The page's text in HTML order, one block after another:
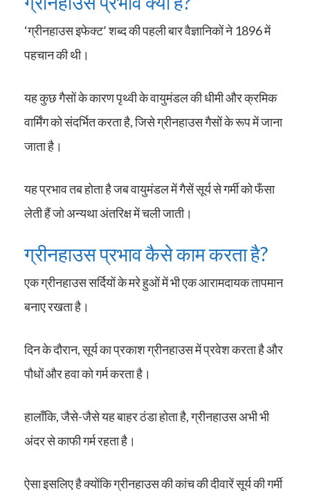
‘ग्रीनहाउस इफेक्ट’ शब्द की पहली बार वैज्ञानिकों ने 1896 में
पहचान की थी।
यह कुछ गैसों के कारण पृथ्वी के वायुमंडल की धीमी और क्रमिक
वार्मिंग को संदर्भित करता है, जिसे ग्रीनहाउस गैसों के रूप में जाना
जाता है।
यह प्रभाव तब होता है जब वायुमंडल में गैसें सूर्य से गर्मी को फँसा
लेती हैं जो अन्यथा अंतरिक्ष में चली जाती।
ग्रीनहाउस प्रभाव कैसे काम करता है?
एक ग्रीनहाउस सर्दियों के मरे हुओं में भी एक आरामदायक तापमान
बनाए रखता है।
दिन के दौरान, सूर्य का प्रकाश ग्रीनहाउस में प्रवेश करता है और
पौधों और हवा को गर्म करता है।
हालाँकि, जैसे-जैसे यह बाहर ठंडा होता है, ग्रीनहाउस अभी भी
अंदर से काफी गर्म रहता है।
ऐसा इसलिए है क्योंकि ग्रीनहाउस की कांच की दीवारें सूर्य की गर्मी